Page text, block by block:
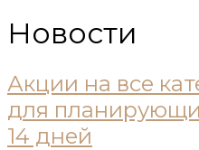
Новости
Акции на все
для
14 дней